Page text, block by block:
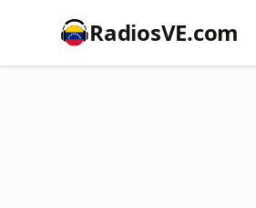
RadiosVE.com